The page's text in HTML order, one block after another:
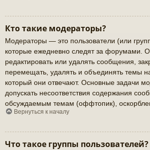
Кто такие модераторы?
Модераторы — это пользователи (или
которые ежедневно следят за форумами.
редактировать или удалять сообщения,
перемещать, удалять и объединять темы
который они отвечают. Основные задачи
допускать несоответствия содержания
обсуждаемым темам (оффтопик),
Вернуться к началу
Что такое группы пользователей?